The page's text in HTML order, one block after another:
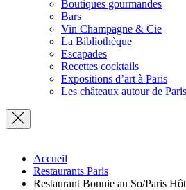
Boutiques gourmandes
Bars
Vin Champagne & Cie
La Bibliothèque
Escapades
Recettes cocktails
Expositions d’art à Paris
Les châteaux autour de Paris
Accueil
Restaurants Paris
Restaurant Bonnie au So/Paris